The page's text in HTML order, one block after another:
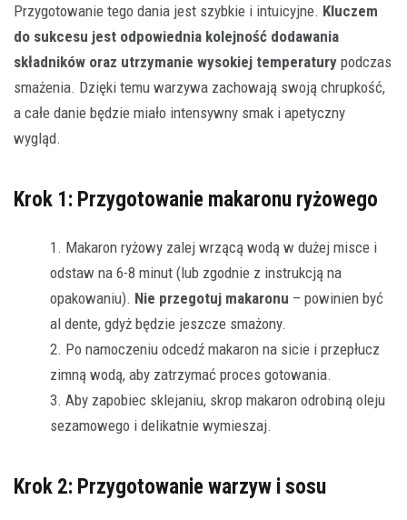
Przygotowanie tego dania jest szybkie i intuicyjne. Kluczem
do sukcesu jest odpowiednia kolejność dodawania
składników oraz utrzymanie wysokiej temperatury podczas
smażenia. Dzięki temu warzywa zachowają swoją chrupkość,
a całe danie będzie miało intensywny smak i apetyczny
wygląd.
Krok 1: Przygotowanie makaronu ryżowego
Makaron ryżowy zalej wrzącą wodą w dużej misce i
odstaw na 6-8 minut (lub zgodnie z instrukcją na
opakowaniu). Nie przegotuj makaronu – powinien być
al dente, gdyż będzie jeszcze smażony.
Po namoczeniu odcedź makaron na sicie i przepłucz
zimną wodą, aby zatrzymać proces gotowania.
Aby zapobiec sklejaniu, skrop makaron odrobiną oleju
sezamowego i delikatnie wymieszaj.
Krok 2: Przygotowanie warzyw i sosu